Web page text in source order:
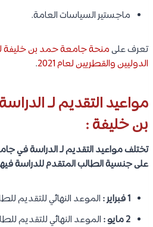
ماجستير السياسات العامة.
تعرف علىمنحة جامعة حمد بن خليفة
الدوليين والقطريين لعام 2021
.
مواعيد التقديم لـ
بن خليفة :
تختلف مواعيد التقديم لـ الدراسة في
على جنسية الطالب المتقدم للدراسة
1 فبراير :
الموعد النهائي للتقديم
2 مايو :
الموعد النهائي للتقديم